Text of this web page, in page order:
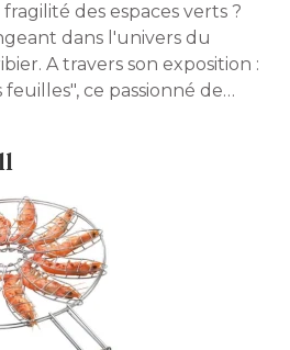
des espaces verts ?
dans l'univers du
A travers son exposition :
feuilles", ce passionné de